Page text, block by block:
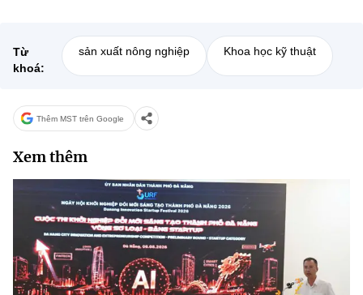
Từ
khoá:
sản xuất nông nghiệp Khoa học kỹ thuật
Thêm MST trên Google
Xem thêm